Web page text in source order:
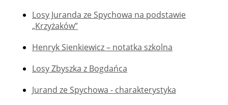
Losy Juranda ze Spychowa na podstawie
„Krzyżaków”
Henryk Sienkiewicz – notatka szkolna
Losy Zbyszka z Bogdańca
Jurand ze Spychowa - charakterystyka